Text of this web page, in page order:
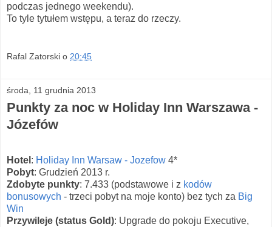
podczas jednego weekendu).
To tyle tytułem wstępu, a teraz do rzeczy.
Rafal Zatorski o 20:45
środa, 11 grudnia 2013
Punkty za noc w Holiday Inn Warszawa -
Józefów
Hotel : Holiday Inn Warsaw - Jozefow 4*
Pobyt: Grudzień 2013 r.
Zdobyte punkty: 7.433 (podstawowe i z kodów
bonusowych - trzeci pobyt na moje konto) bez tych za Big
Win
Przywileje (status Gold): Upgrade do pokoju Executive,